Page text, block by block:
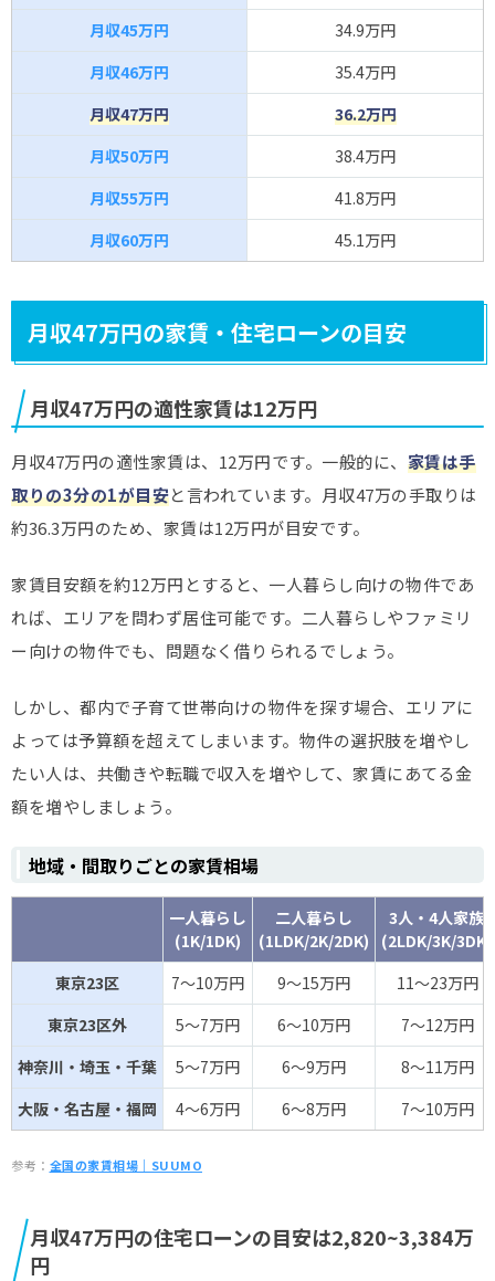
月収45万円
34.9万円
月収46万円
35.4万円
月収47万円
36.2万円
月収50万円
38.4万円
月収55万円
41.8万円
月収60万円
45.1万円
月収47万円の家賃・住宅ローンの目安
月収47万円の適性家賃は12万円
月収47万円の適性家賃は、12万円です。一般的に、 家賃は手
取りの3分の1が目安と言われています。月収47万の手取りは
約36.3万円のため、家賃は12万円が目安です。
家賃目安額を約12万円とすると、一人暮らし向けの物件であ
れば、エリアを問わず居住可能です。二人暮らしやファミリ
ー向けの物件でも、問題なく借りられるでしょう。
しかし、都内で子育て世帯向けの物件を探す場合、エリアに
よっては予算額を超えてしまいます。物件の選択肢を増やし
たい人は、共働きや転職で収入を増やして、家賃にあてる金
額を増やしましょう。
地域・間取りごとの家賃相場
一人暮らし
(1K/1DK)
二人暮らし
(1LDK/2K/2DK)
3人・4人家族
(2LDK/3K/3DK)
東京23区
7～10万円 9～15万円
11～23万円
東京23区外
5～7万円 6～10万円
7～12万円
神奈川・埼玉・千葉
5～7万円 6～9万円
8～11万円
大阪・名古屋・福岡
4～6万円 6～8万円 7～10万円
参考： 全国の家賃相場｜SUUMO
月収47万円の住宅ローンの目安は2,820~3,384万
円